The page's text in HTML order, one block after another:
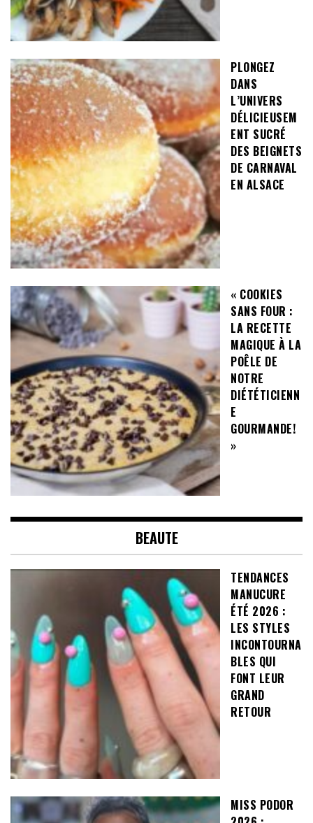
PLONGEZ
DANS
L’UNIVERS
DÉLICIEUSEM
ENT SUCRÉ
DES BEIGNETS
DE CARNAVAL
EN ALSACE
« COOKIES
SANS FOUR :
LA RECETTE
MAGIQUE À LA
POÊLE DE
NOTRE
DIÉTÉTICIENN
E
GOURMANDE!
»
BEAUTE
TENDANCES
MANUCURE
ÉTÉ 2026 :
LES STYLES
INCONTOURNA
BLES QUI
FONT LEUR
GRAND
RETOUR
MISS PODOR